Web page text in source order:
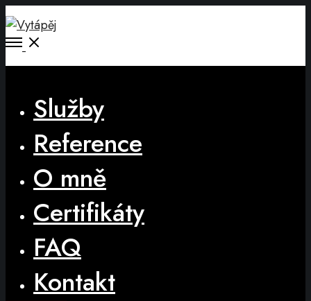
Open
Služby
Reference
O mně
Certifikáty
FAQ
Kontakt